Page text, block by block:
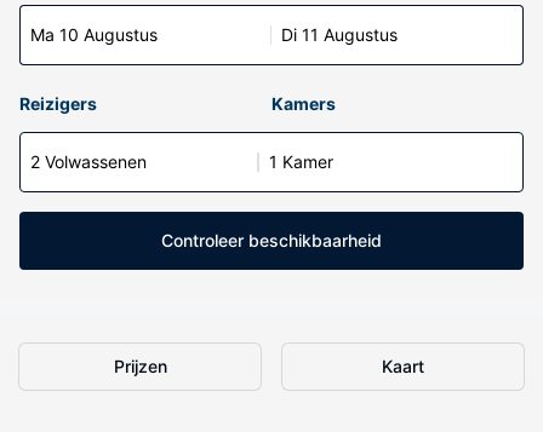
Ma 10 Augustus Di 11 Augustus
Reizigers Kamers
2 Volwassenen 1 Kamer
Controleer beschikbaarheid
Prijzen Kaart